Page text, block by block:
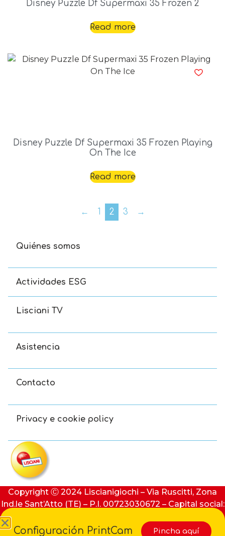
Disney Puzzle Df Supermaxi 35 Frozen 2
Read more
Disney Puzzle Df Supermaxi 35 Frozen Playing
On The Ice
Read more
← 1 2 3 →
Quiénes somos
Actividades ESG
Lisciani TV
Asistencia
Contacto
Privacy e cookie policy
Copyright Ⓒ 2024 Liscianigiochi – Via Ruscitti, Zona
Ind.le Sant’Atto (TE) – P.I. 00723030672 – Capital social:
Configuración PrintCam Pincha aquí